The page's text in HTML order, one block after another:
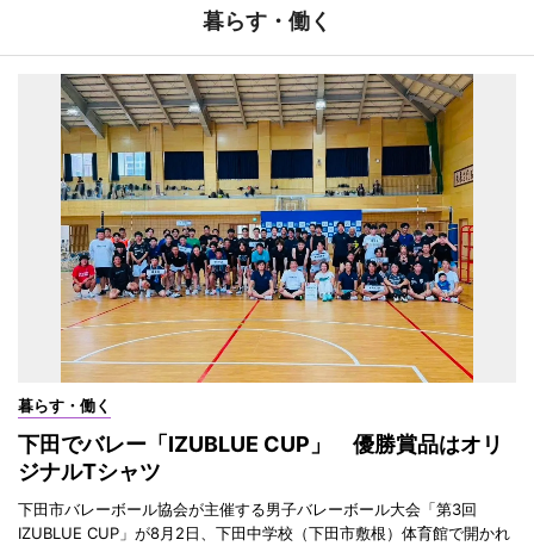
暮らす・働く
暮らす・働く
下田でバレー「IZUBLUE CUP」 優勝賞品はオリ
ジナルTシャツ
下田市バレーボール協会が主催する男子バレーボール大会「第3回
IZUBLUE CUP」が8月2日、下田中学校（下田市敷根）体育館で開かれ